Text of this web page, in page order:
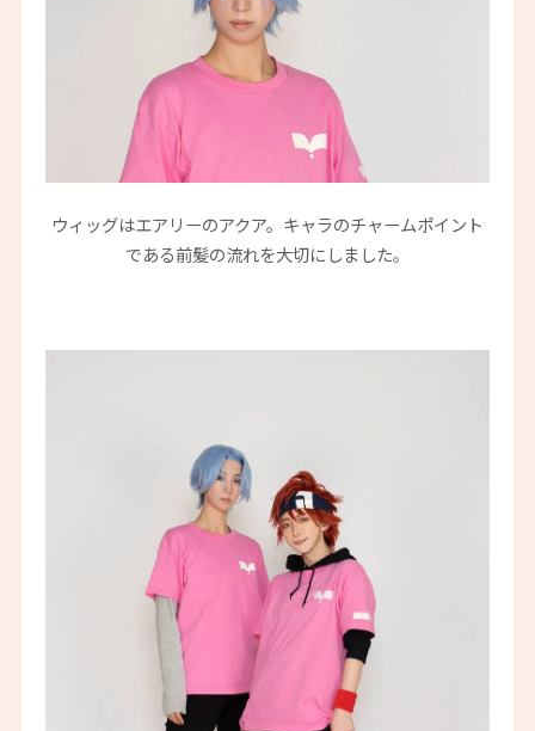
ウィッグはエアリーのアクア。キャラのチャームポイント
である前髪の流れを大切にしました。